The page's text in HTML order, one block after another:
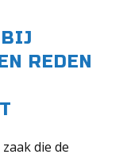
REDEN
die de